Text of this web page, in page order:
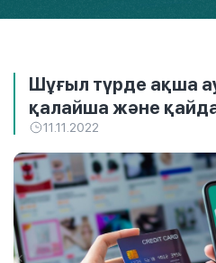
Шұғыл түрде ақша
қалайша және
11.11.2022